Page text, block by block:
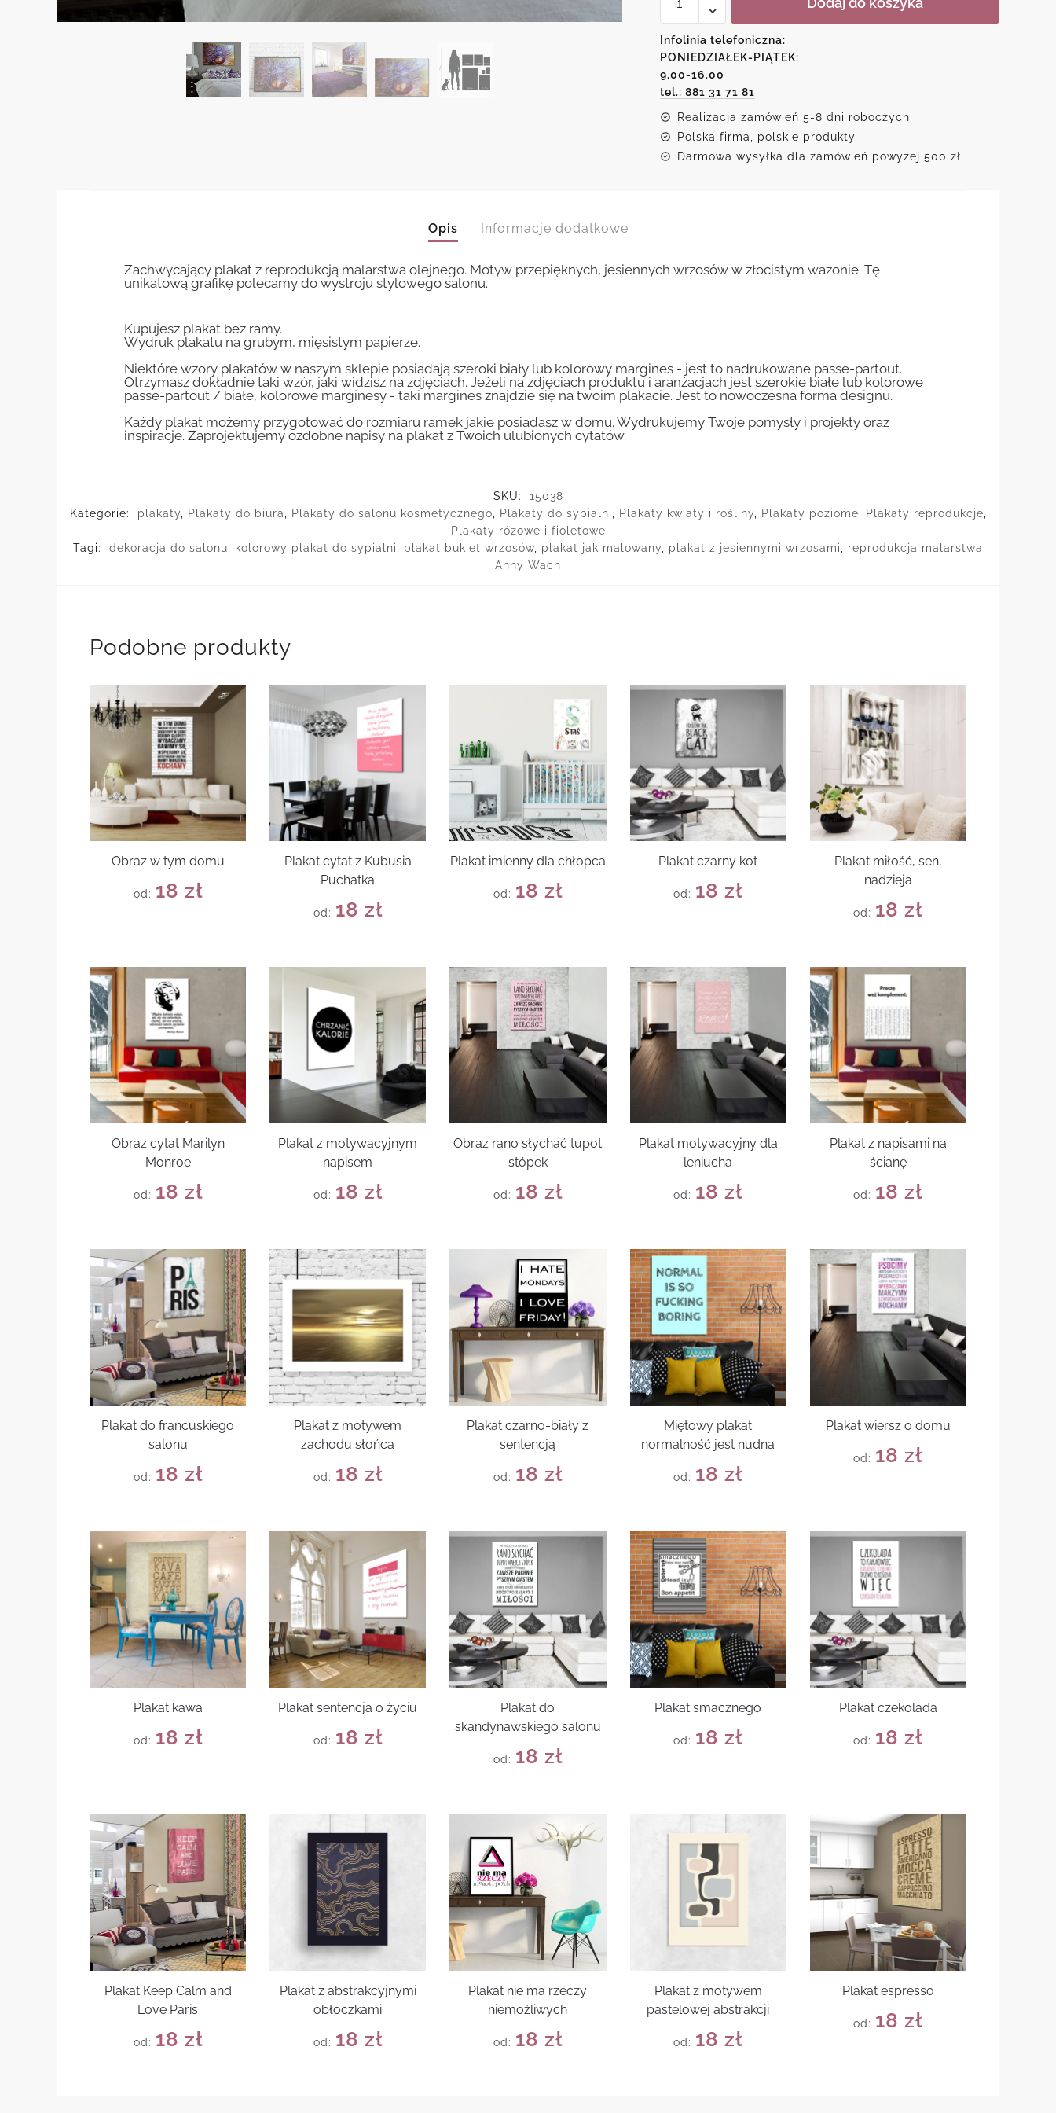
Malarstwo
-
bukiet
wrzosów
Infolinia telefoniczna:
PONIEDZIAŁEK-PIĄTEK:
9.00-16.00
tel.: 881 31 71 81
Realizacja zamówień 5-8 dni roboczych
Polska firma, polskie produkty
Darmowa wysyłka dla zamówień powyżej 500 zł
Opis Informacje dodatkowe
Zachwycający plakat z reprodukcją malarstwa olejnego. Motyw przepięknych, jesiennych wrzosów w złocistym wazonie. Tę
unikatową grafikę polecamy do wystroju stylowego salonu.
Kupujesz plakat bez ramy.
Wydruk plakatu na grubym, mięsistym papierze.
Niektóre wzory plakatów w naszym sklepie posiadają szeroki biały lub kolorowy margines - jest to nadrukowane passe-partout.
Otrzymasz dokładnie taki wzór, jaki widzisz na zdjęciach. Jeżeli na zdjęciach produktu i aranżacjach jest szerokie białe lub kolorowe
passe-partout / białe, kolorowe marginesy - taki margines znajdzie się na twoim plakacie. Jest to nowoczesna forma designu.
Każdy plakat możemy przygotować do rozmiaru ramek jakie posiadasz w domu. Wydrukujemy Twoje pomysły i projekty oraz
inspiracje. Zaprojektujemy ozdobne napisy na plakat z Twoich ulubionych cytatów.
SKU:
15038
Kategorie:
plakaty Plakaty do biura Plakaty do salonu kosmetycznego Plakaty do sypialni Plakaty kwiaty i rośliny Plakaty poziome Plakaty reprodukcje
Plakaty różowe i fioletowe
Tagi:
dekoracja do salonu kolorowy plakat do sypialni plakat bukiet wrzosów plakat jak malowany plakat z jesiennymi wrzosami
reprodukcja malarstwa
Anny Wach
Podobne produkty
Obraz w tym domu
od: 18 zł
Plakat cytat z Kubusia
Puchatka
od: 18 zł
Plakat imienny dla chłopca
od: 18 zł
Plakat czarny kot
od: 18zł
Plakat miłość, sen,
nadzieja
od: 18zł
Obraz cytat Marilyn
Monroe
od: 18 zł
Plakat z motywacyjnym
napisem
od: 18 zł
Obraz rano słychać tupot
stópek
od: 18 zł
Plakat motywacyjny dla
leniucha
od: 18zł
Plakat z napisami na
ścianę
od: 18zł
Plakat do francuskiego
salonu
od: 18 zł
Plakat z motywem
zachodu słońca
od: 18 zł
Plakat czarno-biały z
sentencją
od: 18 zł
Miętowy plakat
normalność jest nudna
od: 18zł
Plakat wiersz o domu
od: 18zł
Plakat kawa
od: 18 zł
Plakat sentencja o życiu
od: 18 zł
Plakat do
skandynawskiego salonu
od: 18 zł
Plakat smacznego
od: 18zł
Plakat czekolada
od: 18zł
Plakat Keep Calm and
Love Paris
od: 18 zł
Plakat z abstrakcyjnymi
obłoczkami
od: 18 zł
Plakat nie ma rzeczy
niemożliwych
od: 18 zł
Plakat z motywem
pastelowej abstrakcji
od: 18zł
Plakat espresso
od: 18zł